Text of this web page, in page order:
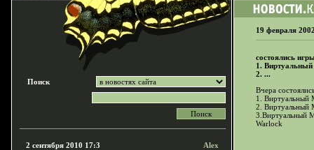
Поиск
2 сентября 2010 17:3 Alex
19 февраля
состоялись
1.
2. ...
Вчера
1. Виртуальный
2. Виртуальный
3.Виртуальный
Warlock